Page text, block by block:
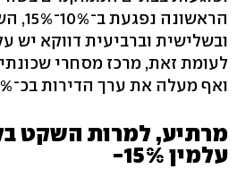
לעומת זאת, מרכז מסחרי
ואף מעלה את ערך הדירות בכ־4%.
מרתיע, למרות השקט
עלמין 15%-